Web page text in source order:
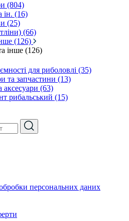
(804)
ін. (16)
(25)
(66)
(126)
інше (126)
для риболовлі (35)
та запчастини (13)
(63)
рибальський (15)
персональних даних